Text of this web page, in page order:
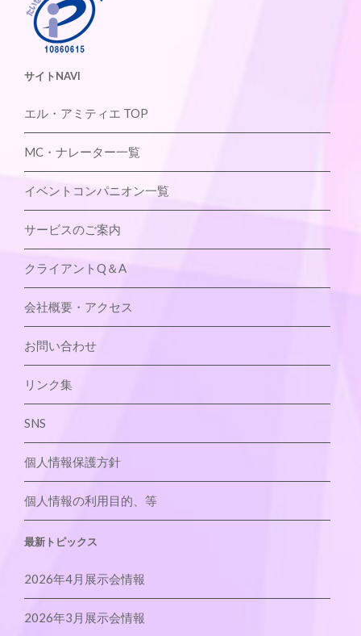
サイトNAVI
エル・アミティエ TOP
MC・ナレーター一覧
イベントコンパニオン一覧
サービスのご案内
クライアントQ＆A
会社概要・アクセス
お問い合わせ
リンク集
SNS
個人情報保護方針
個人情報の利用目的、等
最新トピックス
2026年4月展示会情報
2026年3月展示会情報